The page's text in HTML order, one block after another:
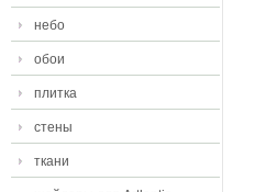
небо
обои
плитка
стены
ткани